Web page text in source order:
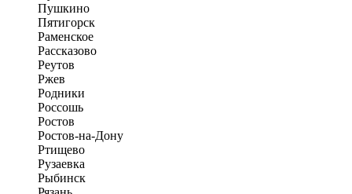
Пушкино
Пятигорск
Раменское
Рассказово
Реутов
Ржев
Родники
Россошь
Ростов
Ростов-на-Дону
Ртищево
Рузаевка
Рыбинск